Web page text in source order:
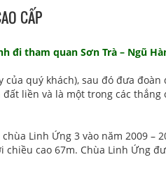
CẤP
đi tham quan Sơn Trà – Ngũ
quý khách), sau đó đưa
liền và là một trong các
Linh Ứng 3 vào năm 2009 –
cao 67m. Chùa Linh Ứng